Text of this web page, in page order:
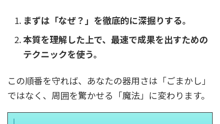
まずは「なぜ？」を徹底的に深掘りする。
本質を理解した上で、最速で成果を出すための
テクニックを使う。
この順番を守れば、あなたの器用さは「ごまかし」
ではなく、周囲を驚かせる「魔法」に変わります。